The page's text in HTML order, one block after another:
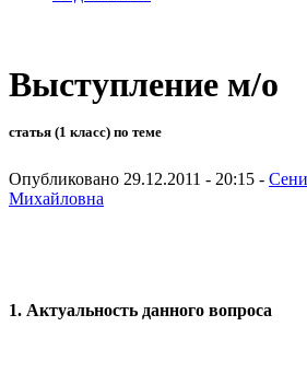
Выступление м/о
статья (1 класс) по теме
Опубликовано 29.12.2011 - 20:15 -
Михайловна
1. Актуальность данного вопроса